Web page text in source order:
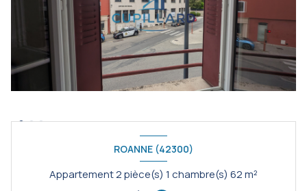
ROANNE (42300)
Appartement 2 pièce(s) 1 chambre(s) 62 m²